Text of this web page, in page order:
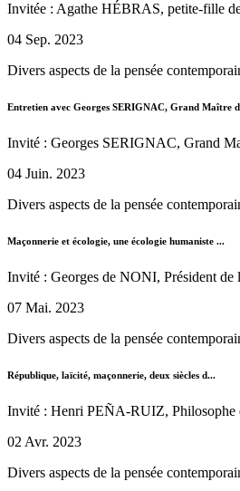
Invitée : Agathe HÉBRAS, petite-fille
04 Sep. 2023
Divers aspects de la pensée
Entretien avec Georges SERIGNAC, Grand Maître
Invité : Georges SERIGNAC, Grand
04 Juin. 2023
Divers aspects de la pensée
Maçonnerie et écologie, une écologie humaniste ...
Invité : Georges de NONI, Président de
07 Mai. 2023
Divers aspects de la pensée
République, laïcité, maçonnerie, deux siècles d...
Invité : Henri PEÑA-RUIZ, Philosophe
02 Avr. 2023
Divers aspects de la pensée